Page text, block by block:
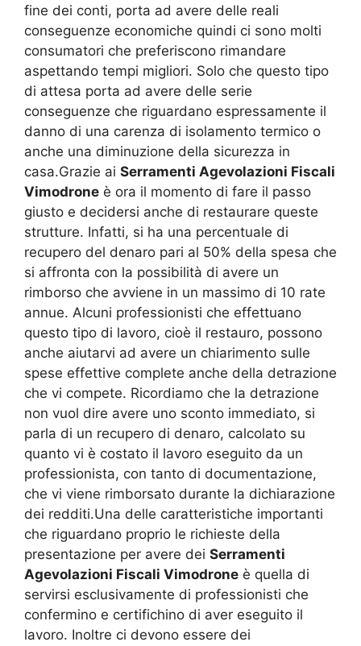
fine dei conti, porta ad avere delle reali
conseguenze economiche quindi ci sono molti
consumatori che preferiscono rimandare
aspettando tempi migliori. Solo che questo tipo
di attesa porta ad avere delle serie
conseguenze che riguardano espressamente il
danno di una carenza di isolamento termico o
anche una diminuzione della sicurezza in
casa.Grazie ai Serramenti Agevolazioni Fiscali
Vimodrone è ora il momento di fare il passo
giusto e decidersi anche di restaurare queste
strutture. Infatti, si ha una percentuale di
recupero del denaro pari al 50% della spesa che
si affronta con la possibilità di avere un
rimborso che avviene in un massimo di 10 rate
annue. Alcuni professionisti che effettuano
questo tipo di lavoro, cioè il restauro, possono
anche aiutarvi ad avere un chiarimento sulle
spese effettive complete anche della detrazione
che vi compete. Ricordiamo che la detrazione
non vuol dire avere uno sconto immediato, si
parla di un recupero di denaro, calcolato su
quanto vi è costato il lavoro eseguito da un
professionista, con tanto di documentazione,
che vi viene rimborsato durante la dichiarazione
dei redditi.Una delle caratteristiche importanti
che riguardano proprio le richieste della
presentazione per avere dei Serramenti
Agevolazioni Fiscali Vimodrone è quella di
servirsi esclusivamente di professionisti che
confermino e certifichino di aver eseguito il
lavoro. Inoltre ci devono essere dei